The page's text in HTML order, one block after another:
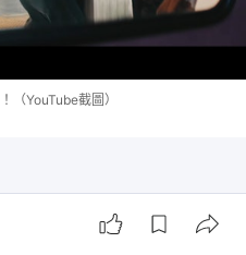
（YouTube截圖）